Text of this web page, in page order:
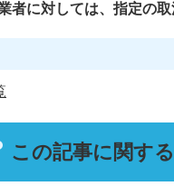
者に対しては、指定の
この記事に関す